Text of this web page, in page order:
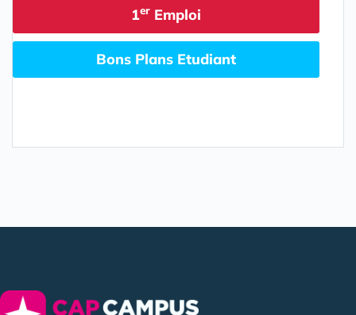
1er Emploi
Bons Plans Etudiant